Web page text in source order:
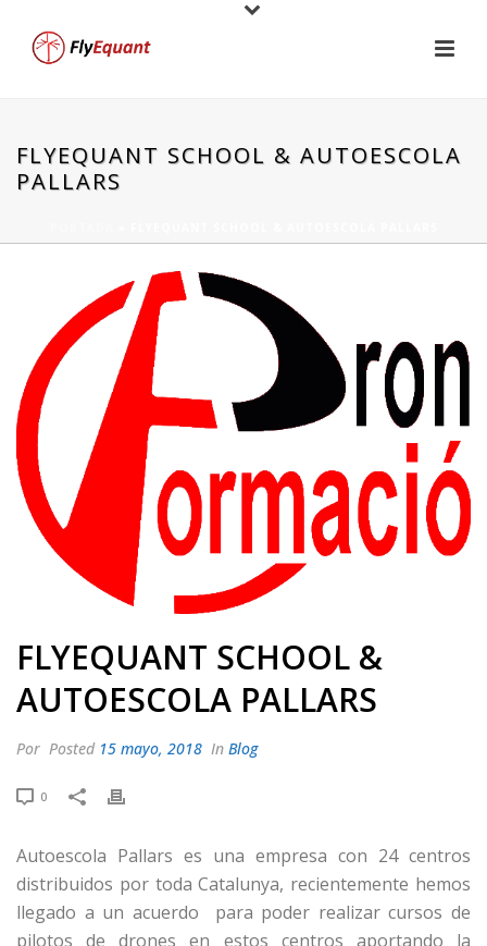
FLYEQUANT SCHOOL & AUTOESCOLA
PALLARS
FLYEQUANT SCHOOL &
AUTOESCOLA PALLARS
Por Posted 15 mayo, 2018 In Blog
0
Autoescola Pallars es una empresa con 24 centros
distribuidos por toda Catalunya, recientemente hemos
llegado a un acuerdo para poder realizar cursos de
pilotos de drones en estos centros aportando la